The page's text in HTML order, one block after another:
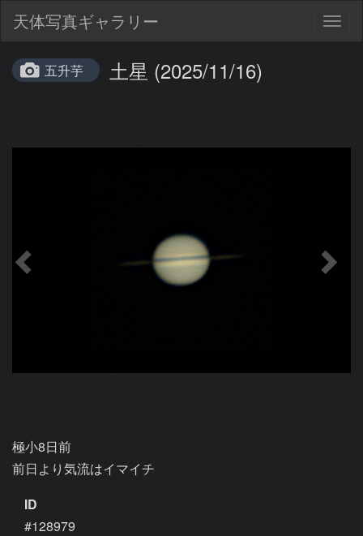
天体写真ギャラリー
五升芋 土星 (2025/11/16)
極小8日前
前日より気流はイマイチ
ID
#128979